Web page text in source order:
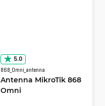
5.0
868_Omni_antenna
Antenna MikroTik 868
Omni